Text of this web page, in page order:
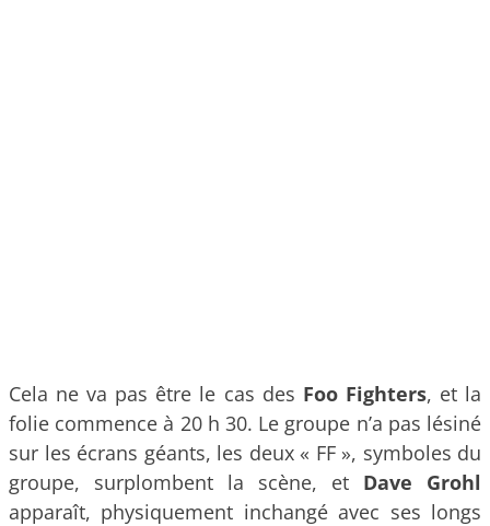
Cela ne va pas être le cas des Foo Fighters, et la
folie commence à 20 h 30. Le groupe n’a pas lésiné
sur les écrans géants, les deux « FF », symboles du
groupe, surplombent la scène, et Dave Grohl
apparaît, physiquement inchangé avec ses longs